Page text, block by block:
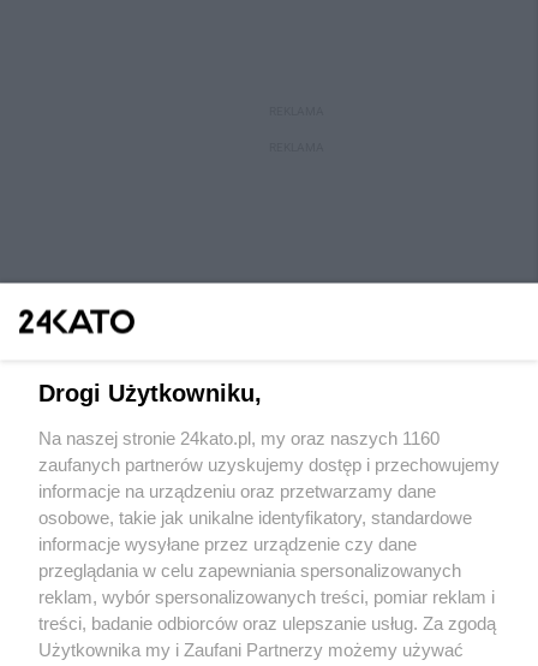
Wydawca mediów lokalnych
Nie zapomnij
zapoznać się z:
polityką prywatności regulamin korzystania z portali
Twojemiasto Skontaktuj sięz nami
Drogi Użytkowniku,
Na naszej stronie 24kato.pl, my oraz naszych 1160
zaufanych partnerów uzyskujemy dostęp i przechowujemy
informacje na urządzeniu oraz przetwarzamy dane
osobowe, takie jak unikalne identyfikatory, standardowe
informacje wysyłane przez urządzenie czy dane
przeglądania w celu zapewniania spersonalizowanych
reklam, wybór spersonalizowanych treści, pomiar reklam i
treści, badanie odbiorców oraz ulepszanie usług. Za zgodą
Użytkownika my i Zaufani Partnerzy możemy używać